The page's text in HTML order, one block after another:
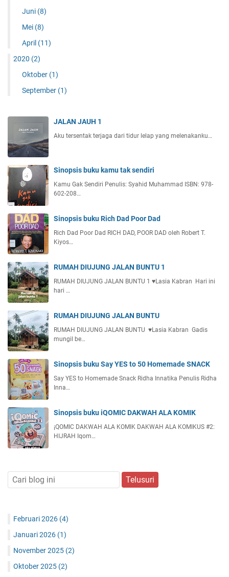
Juni (8)
Mei (8)
April (11)
2020 (2)
Oktober (1)
September (1)
JALAN JAUH 1
Aku tersentak terjaga dari tidur lelap yang melenakanku…
Sinopsis buku kamu tak sendiri
Kamu Gak Sendiri Penulis: Syahid Muhammad ISBN: 978-
602-208…
Sinopsis buku Rich Dad Poor Dad
Rich Dad Poor Dad RICH DAD, POOR DAD oleh Robert T.
Kiyos…
RUMAH DIUJUNG JALAN BUNTU 1
RUMAH DIUJUNG JALAN BUNTU 1 ♥️Lasia Kabran Hari ini
hari …
RUMAH DIUJUNG JALAN BUNTU
RUMAH DIUJUNG JALAN BUNTU ♥️Lasia Kabran Gadis
mungil be…
Sinopsis buku Say YES to 50 Homemade SNACK
Say YES to Homemade Snack Ridha Innatika Penulis Ridha
Inna…
Sinopsis buku iQOMIC DAKWAH ALA KOMIK
¡QOMIC DAKWAH ALA KOMIK DAKWAH ALA KOMIKUS #2:
HIJRAH Iqom…
Februari 2026 (4)
Januari 2026 (1)
November 2025 (2)
Oktober 2025 (2)